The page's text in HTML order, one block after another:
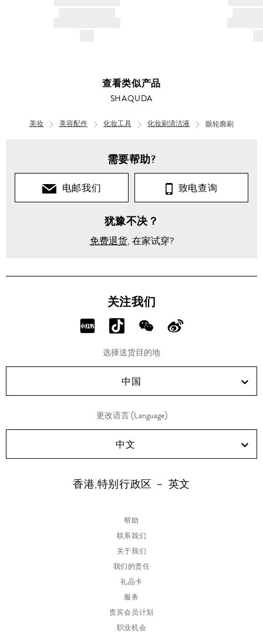
查看类似产品
SHAQUDA
美妆 美容配件 化妆工具 化妆刷清洁液 眼轮廓刷
需要帮助?
电邮我们 致电查询
犹豫不决？
免费退货, 在家试穿?
关注我们
分
RED!
分
享
Douyin!
分
享
WeChat!
分
Weibo!
选择送货目的地
中国
更改语言 (Language)
中文
香港,特别行政区 － 英文
帮助
联系我们
关于我们
我们的责任
礼品卡
服务
贵宾会员计划
职业机会